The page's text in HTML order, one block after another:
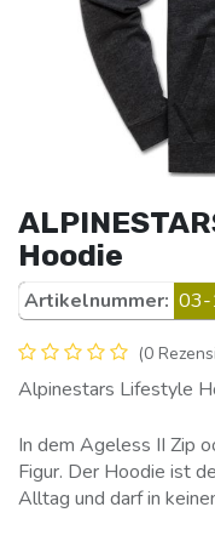
Hoodie
Artikelnummer: 03-
(0
Alpinestars Lifestyle
In dem Ageless II Zip
Figur. Der Hoodie ist
Alltag und darf in